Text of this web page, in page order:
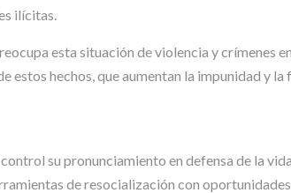
ilícitas.
esta situación de violencia y crímenes
hechos, que aumentan la impunidad y
su pronunciamiento en defensa de la
de resocialización con